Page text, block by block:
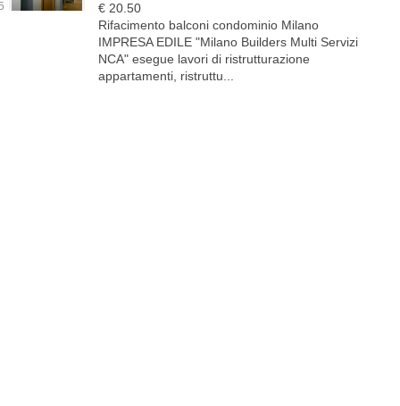
€ 20.50
Rifacimento balconi condominio Milano
IMPRESA EDILE "Milano Builders Multi Servizi
NCA" esegue lavori di ristrutturazione
appartamenti, ristruttu...